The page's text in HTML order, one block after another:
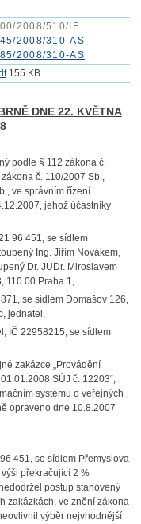
2008/510/IF
2008/310-AS
2008/310-AS
155 KB
DNE 22. KVĚTNA
podle § 112 zákona č.
č. 110/2007 Sb.,
ve správním řízení
jehož účastníky
96 451, se sídlem
Ing. Jiřím Novákem,
Dr. JUDr. Miroslavem
110 00 Praha 1,
se sídlem Domašov 126,
jednatel,
IČ 22958215, se sídlem
zakázce „Provádění
SÚJ č. 12203“,
systému o veřejných
opraveno dne 10.8.2007
451, se sídlem Přemyslova
překračující 2 %
postup stanovený
zakázkách, ve znění zákona
výběr nejvhodnější